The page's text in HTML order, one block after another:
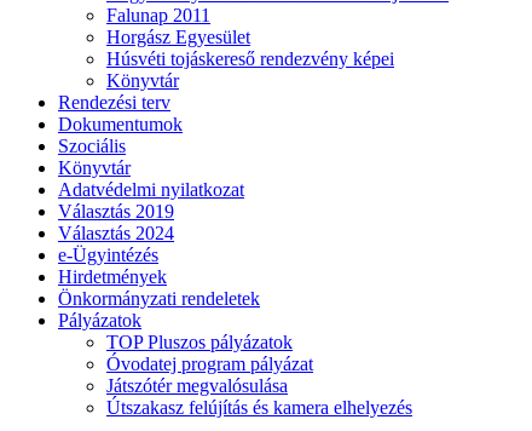
Falunap 2011
Horgász Egyesület
Húsvéti tojáskereső rendezvény képei
Könyvtár
Rendezési terv
Dokumentumok
Szociális
Könyvtár
Adatvédelmi nyilatkozat
Választás 2019
Választás 2024
e-Ügyintézés
Hirdetmények
Önkormányzati rendeletek
Pályázatok
TOP Pluszos pályázatok
Óvodatej program pályázat
Játszótér megvalósulása
Útszakasz felújítás és kamera elhelyezés